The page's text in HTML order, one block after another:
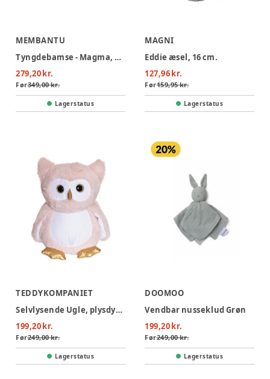
MEMBANTU
Tyngdebamse - Magma, grå
279,20 kr.
Før349,00 kr.
Lagerstatus
MAGNI
Eddie æsel, 16 cm.
127,96 kr.
Før159,95 kr.
Lagerstatus
TEDDYKOMPANIET
Selvlysende Ugle, plysdyr lyserød, 25 cm
199,20 kr.
Før249,00 kr.
Lagerstatus
DOOMOO
Vendbar nusseklud Grøn
199,20 kr.
Før249,00 kr.
Lagerstatus